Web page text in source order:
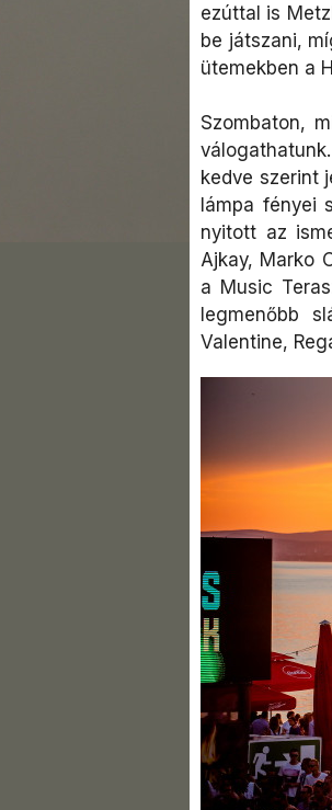
ezúttal is
be játszani,
ütemekben a
Szombaton,
kedve szerint
lámpa fényei
nyitott az
Ajkay, Marko
a Music
legmenőbb
Valentine,